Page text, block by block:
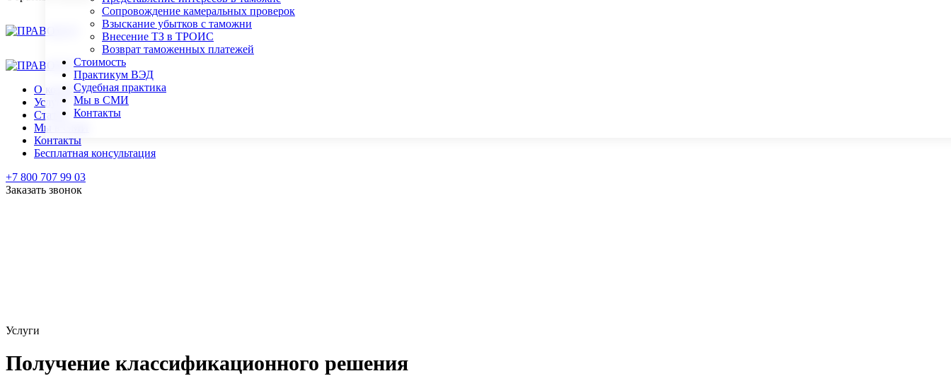
О компании
Услуги
Статьи
Мы в СМИ
Контакты
Бесплатная консультация
+7 800 707 99 03
Заказать звонок
Сопровождение камеральных проверок
Взыскание убытков с таможни
Внесение ТЗ в ТРОИС
Возврат таможенных платежей
Стоимость
Практикум ВЭД
Судебная практика
Мы в СМИ
Контакты
Услуги
Получение классификационного решения